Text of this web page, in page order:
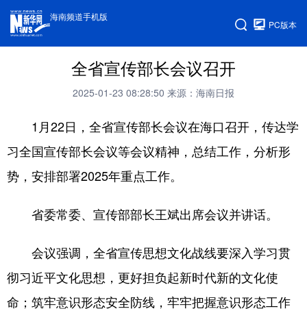
海南频道手机版
PC版本
全省宣传部长会议召开
2025-01-23 08:28:50 来源：海南日报
1月22日，全省宣传部长会议在海口召开，传达学
习全国宣传部长会议等会议精神，总结工作，分析形
势，安排部署2025年重点工作。
省委常委、宣传部部长王斌出席会议并讲话。
会议强调，全省宣传思想文化战线要深入学习贯
彻习近平文化思想，更好担负起新时代新的文化使
命；筑牢意识形态安全防线，牢牢把握意识形态工作